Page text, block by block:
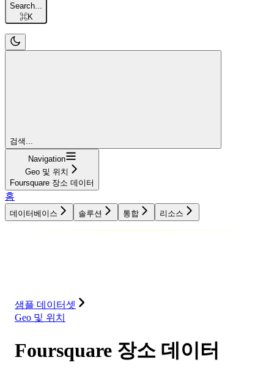
Search...
⌘K
검색...
Navigation
Geo 및 위치
Foursquare 장소 데이터
홈
데이터베이스 솔루션 통합 리소스
샘플 데이터셋
Geo 및 위치
Foursquare 장소 데이터